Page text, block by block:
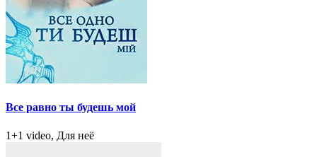
Все равно ты будешь мой
1+1 video, Для неё